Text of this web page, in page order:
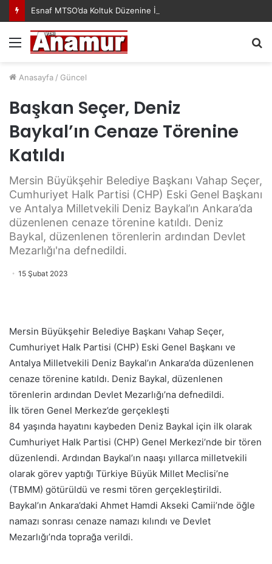
Esnaf MTSO’da Koltuk Düzenine İsyan Etti!
Menü
Anasayfa / Güncel
Başkan Seçer, Deniz
Baykal’ın Cenaze Törenine
Katıldı
Mersin Büyükşehir Belediye Başkanı Vahap Seçer,
Cumhuriyet Halk Partisi (CHP) Eski Genel Başkanı
ve Antalya Milletvekili Deniz Baykal’ın Ankara’da
düzenlenen cenaze törenine katıldı. Deniz
Baykal, düzenlenen törenlerin ardından Devlet
Mezarlığı'na defnedildi.
15 Şubat 2023
Mersin Büyükşehir Belediye Başkanı Vahap Seçer,
Cumhuriyet Halk Partisi (CHP) Eski Genel Başkanı ve
Antalya Milletvekili Deniz Baykal’ın Ankara’da düzenlenen
cenaze törenine katıldı. Deniz Baykal, düzenlenen
törenlerin ardından Devlet Mezarlığı’na defnedildi.
İlk tören Genel Merkez’de gerçekleşti
84 yaşında hayatını kaybeden Deniz Baykal için ilk olarak
Cumhuriyet Halk Partisi (CHP) Genel Merkezi’nde bir tören
düzenlendi. Ardından Baykal’ın naaşı yıllarca milletvekili
olarak görev yaptığı Türkiye Büyük Millet Meclisi’ne
(TBMM) götürüldü ve resmi tören gerçekleştirildi.
Baykal’ın Ankara’daki Ahmet Hamdi Akseki Camii’nde öğle
namazı sonrası cenaze namazı kılındı ve Devlet
Mezarlığı’nda toprağa verildi.